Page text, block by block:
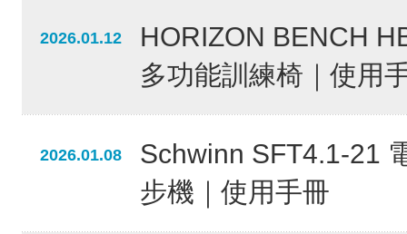
2026.01.12
HORIZON BENCH
多功能訓練椅｜使用
2026.01.08
Schwinn SFT4.1-21
步機｜使用手冊